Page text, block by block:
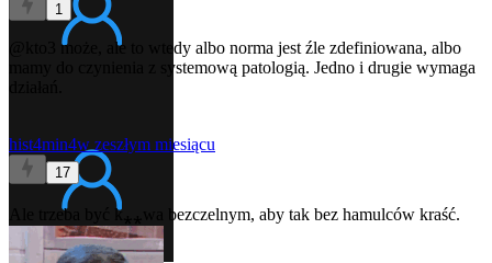
1
może, ale to wtedy albo norma jest źle zdefiniowana, albo
mamy do czynienia z systemową patologią. Jedno i drugie wymaga
hist4min4w zeszłym miesiącu
17
Ale trzeba być k⁎⁎wa bezczelnym, aby tak bez hamulców kraść.